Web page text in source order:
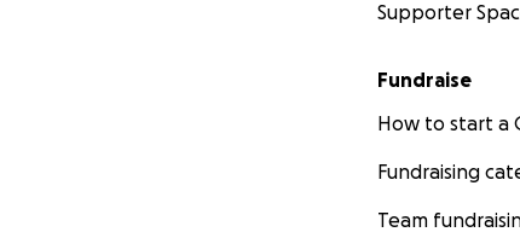
Supporter
Fundraise
How to start a
Fundraising
Team